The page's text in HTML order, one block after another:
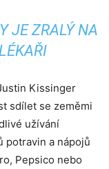
JE ZRALÝ NA
Kissinger
sdílet se zeměmi
užívání
potravin a nápojů
Pepsico nebo